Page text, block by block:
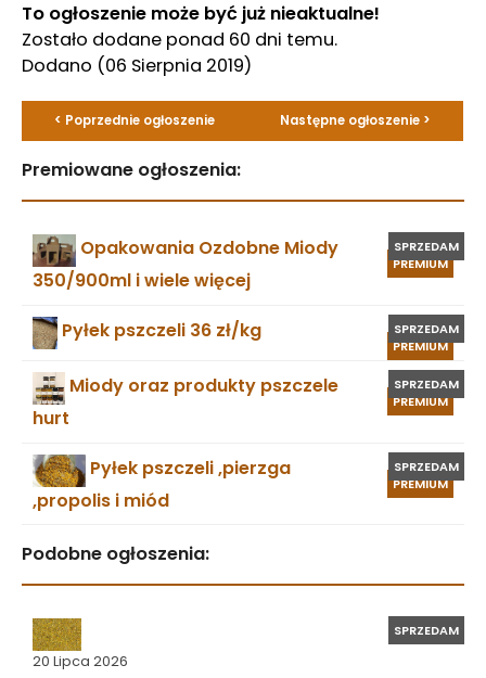
To ogłoszenie może być już nieaktualne!
Zostało dodane ponad 60 dni temu.
Dodano (06 Sierpnia 2019)
< Poprzednie ogłoszenie Następne ogłoszenie >
Premiowane ogłoszenia:
PREMIUM
SPRZEDAM
Opakowania Ozdobne Miody
350/900ml i wiele więcej
PREMIUM
SPRZEDAM
Pyłek pszczeli 36 zł/kg
PREMIUM
SPRZEDAM
Miody oraz produkty pszczele
hurt
PREMIUM
SPRZEDAM
Pyłek pszczeli ,pierzga
,propolis i miód
Podobne ogłoszenia:
20 Lipca 2026
SPRZEDAM